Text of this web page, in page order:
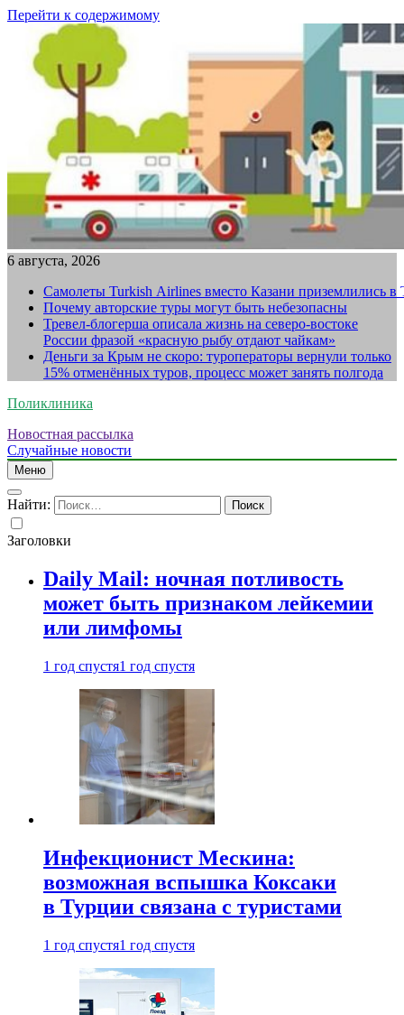
Перейти к содержимому
6 августа, 2026
Самолеты Turkish Airlines вместо Казани приземлились в
Почему авторские туры могут быть небезопасны
Тревел-блогерша описала жизнь на северо-востоке
России фразой «красную рыбу отдают чайкам»
Деньги за Крым не скоро: туроператоры вернули только
15% отменённых туров, процесс может занять полгода
Поликлиника
Новостная рассылка
Случайные новости
Меню
Найти:
Заголовки
Daily Mail: ночная потливость
может быть признаком лейкемии
или лимфомы
1 год спустя1 год спустя
Инфекционист Мескина:
возможная вспышка Коксаки
в Турции связана с туристами
1 год спустя1 год спустя